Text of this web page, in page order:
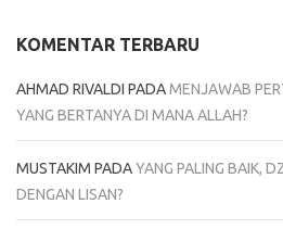
KOMENTAR TERBARU
AHMAD RIVALDI PADAMENJAWAB
YANG BERTANYA DI MANA ALLAH?
MUSTAKIM PADAYANG PALING BAIK,
DENGAN LISAN?